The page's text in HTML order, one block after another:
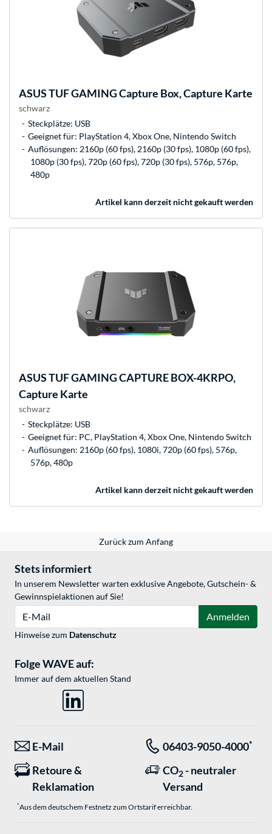
ASUSTUF GAMING Capture Box, Capture Karte
schwarz
Steckplätze: USB
Geeignet für: PlayStation 4, Xbox One, Nintendo Switch
Auflösungen: 2160p (60 fps), 2160p (30 fps), 1080p (60 fps),
1080p (30 fps), 720p (60 fps), 720p (30 fps), 576p, 576p,
480p
Artikel kann derzeit nicht gekauft werden
ASUSTUF GAMING CAPTURE BOX-4KRPO,
Capture Karte
schwarz
Steckplätze: USB
Geeignet für: PC, PlayStation 4, Xbox One, Nintendo Switch
Auflösungen: 2160p (60 fps), 1080i, 720p (60 fps), 576p,
576p, 480p
Artikel kann derzeit nicht gekauft werden
Zurück zum Anfang
Stets informiert
In unserem Newsletter warten exklusive Angebote, Gutschein- &
Gewinnspielaktionen auf Sie!
Anmelden
Hinweise zum Datenschutz
Folge WAVE auf:
Immer auf dem aktuellen Stand
E-Mail 06403-9050-4000*
Retoure &
Reklamation
CO2 - neutraler
Versand
*Aus dem deutschem Festnetz zum Ortstarif erreichbar.